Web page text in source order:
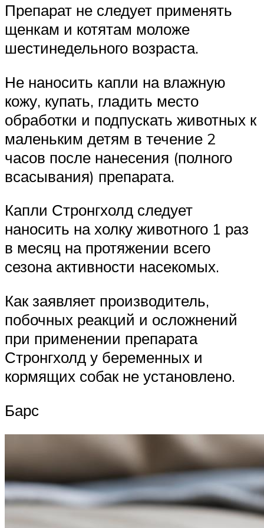
Препарат не следует применять
щенкам и котятам моложе
шестинедельного возраста.
Не наносить капли на влажную
кожу, купать, гладить место
обработки и подпускать животных к
маленьким детям в течение 2
часов после нанесения (полного
всасывания) препарата.
Капли Стронгхолд следует
наносить на холку животного 1 раз
в месяц на протяжении всего
сезона активности насекомых.
Как заявляет производитель,
побочных реакций и осложнений
при применении препарата
Стронгхолд у беременных и
кормящих собак не установлено.
Барс